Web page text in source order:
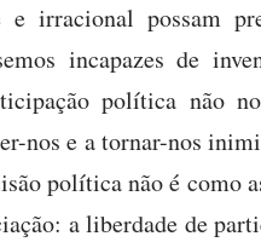
irracional possam
incapazes de
política não
nos e a tornar-nos
política não é como
a liberdade de